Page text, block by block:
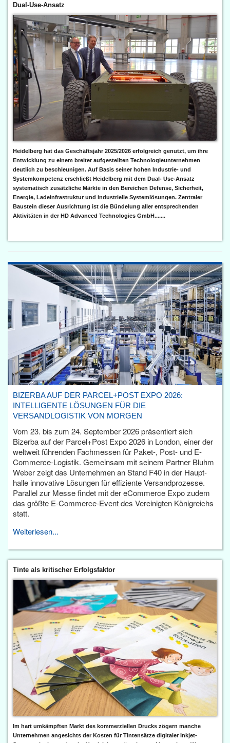
Dual-Use-Ansatz
Heidelberg hat das Geschäftsjahr 2025/2026 erfolgreich genutzt, um ihre
Entwicklung zu einem breiter aufgestellten Technologieunternehmen
deutlich zu beschleunigen. Auf Basis seiner hohen Industrie- und
Systemkompetenz erschließt Heidelberg mit dem Dual- Use-Ansatz
systematisch zusätzliche Märkte in den Bereichen Defense, Sicherheit,
Energie, Ladeinfrastruktur und industrielle Systemlösungen. Zentraler
Baustein dieser Ausrichtung ist die Bündelung aller entsprechenden
Aktivitäten in der HD Advanced Technologies GmbH.......
BIZERBA AUF DER PARCEL+POST EXPO 2026:
INTELLIGENTE LÖSUNGEN FÜR DIE
VERSANDLOGISTIK VON MORGEN
Vom 23. bis zum 24. September 2026 präsentiert sich
Bizerba auf der Parcel+Post Expo 2026 in London, einer der
weltweit führenden Fachmessen für Paket-, Post- und E-
Commerce-Logistik. Gemeinsam mit seinem Partner Bluhm
Weber zeigt das Unternehmen an Stand F40 in der Haupt­
halle innovative Lösungen für effiziente Versandprozesse.
Parallel zur Messe findet mit der eCommerce Expo zudem
das größte E-Commerce-Event des Vereinigten Königreichs
statt.
Weiterlesen...
Tinte als kritischer Erfolgsfaktor
Im hart umkämpften Markt des kommerziellen Drucks zögern manche
Unternehmen angesichts der Kosten für Tintensätze digitaler Inkjet-